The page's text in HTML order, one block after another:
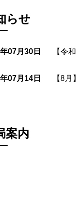
らせ
07月30日 【令
07月14日 【8
案内